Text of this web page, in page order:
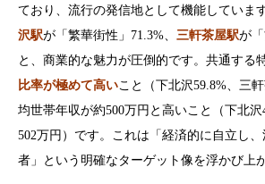
ており、流行の発信地として機能していま
沢駅が「繁華街性」71.3%、 三軒茶屋駅が
と、商業的な魅力が圧倒的です。共通する
比率が極めて高いこと（下北沢59.8%、三
均世帯年収が約500万円と高いこと（下北
502万円）です。これは「経済的に自立し
者」という明確なターゲット像を浮かび上